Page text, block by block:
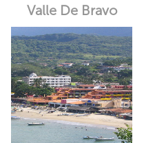
Valle De Bravo